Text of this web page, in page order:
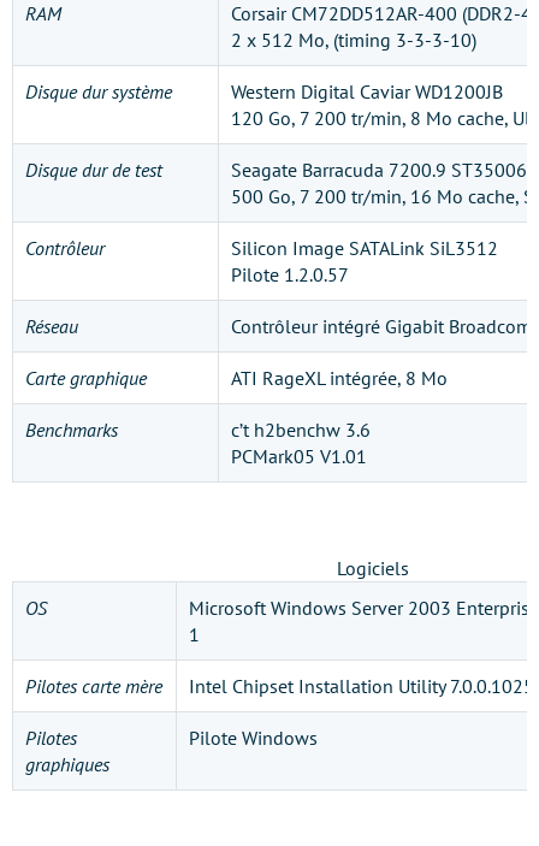
RAM
Corsair CM72DD512AR-400 (DDR2-
2 x 512 Mo, (timing 3-3-3-10)
Disque dur système
Western Digital Caviar WD1200JB
120 Go, 7 200 tr/min, 8 Mo cache,
Disque dur de test
Seagate Barracuda 7200.9
500 Go, 7 200 tr/min, 16 Mo cache,
Contrôleur
Silicon Image SATALink SiL3512
Pilote 1.2.0.57
Réseau Contrôleur intégré Gigabit Broadcom
Carte graphique ATI RageXL intégrée, 8 Mo
Benchmarks
c’t h2benchw 3.6
PCMark05 V1.01
Logiciels
OS
Microsoft Windows Server 2003
1
Pilotes carte mère Intel Chipset Installation Utility 7.0.0.1025
Pilotes
graphiques
Pilote Windows